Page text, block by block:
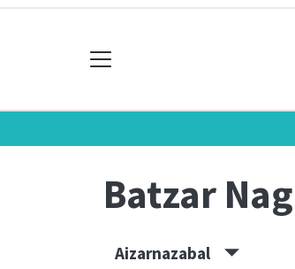
Batzar
Aizarnazabal